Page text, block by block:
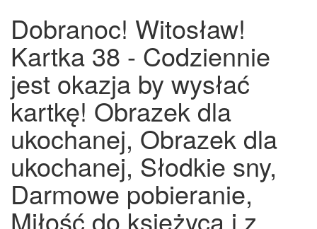
Dobranoc! Witosław!
Kartka 38 - Codziennie
jest okazja by wysłać
kartkę! Obrazek dla
ukochanej, Obrazek dla
ukochanej, Słodkie sny,
Darmowe pobieranie,
Miłość do księżyca i z